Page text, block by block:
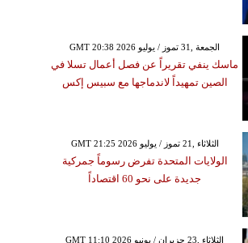
GMT 20:38 2026 الجمعة ,31 تموز / يوليو
ماسك ينفي تقريراً عن فصل أعمال تسلا في
الصين تمهيداً لاندماجها مع سبيس إكس
GMT 21:25 2026 الثلاثاء ,21 تموز / يوليو
الولايات المتحدة تفرض رسوماً جمركية
جديدة على نحو 60 اقتصاداً
GMT 11:10 2026 الثلاثاء ,23 حزيران / يونيو